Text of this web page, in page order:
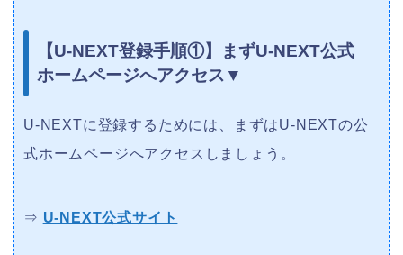
【U-NEXT登録手順①】まずU-NEXT公式
ホームページへアクセス▼
U-NEXTに登録するためには、まずはU-NEXTの公
式ホームページへアクセスしましょう。
⇒ U-NEXT公式サイト